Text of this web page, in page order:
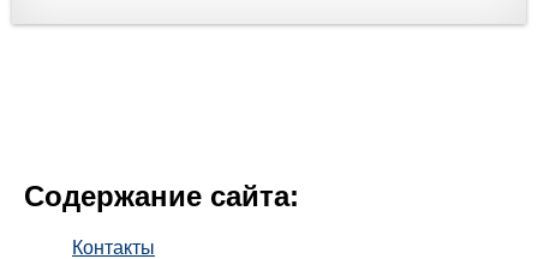
Содержание сайта:
Контакты